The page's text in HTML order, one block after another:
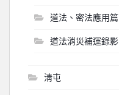
道法、密法應用篇
道法消災補運錄影
淸屯